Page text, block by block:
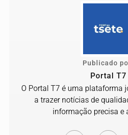
Publicado
Portal T7
O Portal T7 é uma plataforma
a trazer notícias de
informação precisa e